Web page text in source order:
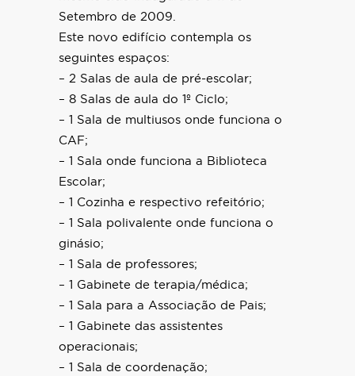
Setembro de 2009.
Este novo edifício contempla os
seguintes espaços:
– 2 Salas de aula de pré-escolar;
– 8 Salas de aula do 1º Ciclo;
– 1 Sala de multiusos onde funciona o
CAF;
– 1 Sala onde funciona a Biblioteca
Escolar;
– 1 Cozinha e respectivo refeitório;
– 1 Sala polivalente onde funciona o
ginásio;
– 1 Sala de professores;
– 1 Gabinete de terapia/médica;
– 1 Sala para a Associação de Pais;
– 1 Gabinete das assistentes
operacionais;
– 1 Sala de coordenação;